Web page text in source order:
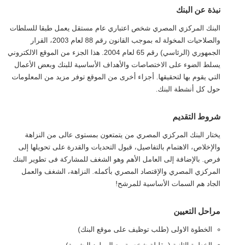
نبذة عن البنك
البنك المركزي المصري شخص اعتباري عام مستقل يعمل طبقا للسلطات
والصلاحيات المخولة له بموجب القانون رقم 88 لعام 2003، ​​القرار
الجمهوري (الرئاسي) رقم 65 لعام 2004. هذا الجزء من الموقع الالكتروني
يسلط الضوء على الاختصاصات والأهداف الأساسية للبنك وبعض الأعمال
التي يقوم بها لتحقيقها. أجزاء أخرى من الموقع توفر مزيد من المعلومات
حول كل أنشطة البنك.
شروط التقديم
يختار البنك المركزي المصري من يتمتعون بمستوى عالى من النزاهة
والإخلاص، الاهتمام بالتفاصيل، قبول التحديات والقدرة على تحويلها إلى
فرص. بالإضافة إلى العامل الأهم وهو الشغف للمشاركة فى تطوير البنك
المركزي المصري والإقتصاد المصري بأكمله. النزاهة، الشغف والعمل
الجاد هم السمات الأساسية للمرشح!
مراحل التعيين
الخطوة الاولى (طلب توظيف على موقع البنك)